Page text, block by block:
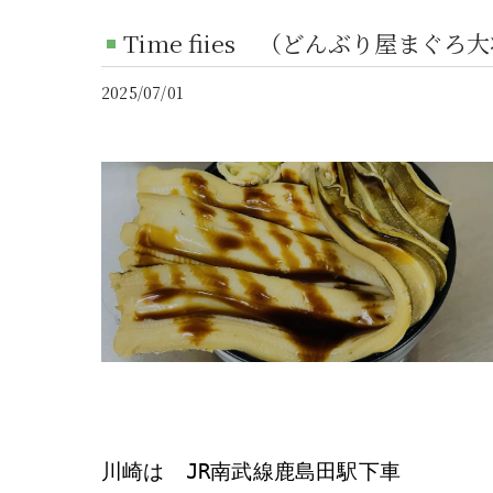
Time fiies （どんぶり屋まぐろ大
2025/07/01
川崎は JR南武線鹿島田駅下車